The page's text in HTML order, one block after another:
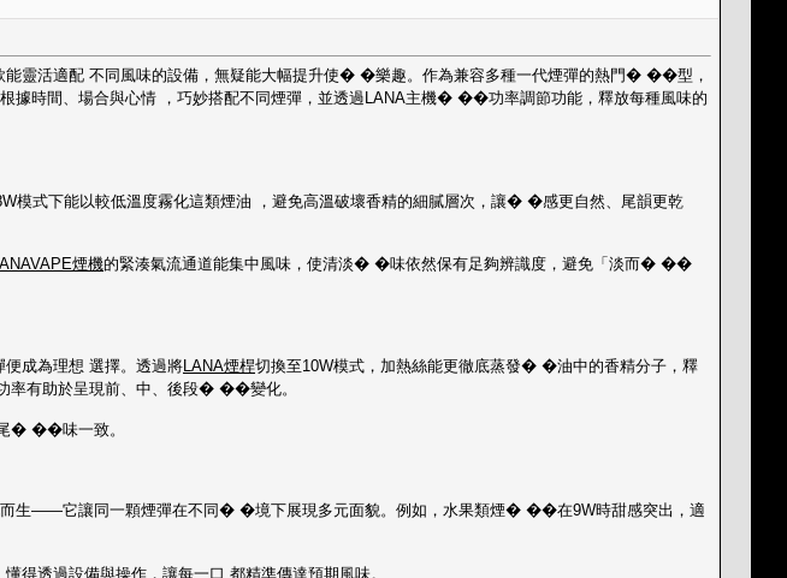
靈活適配 不同風味的設備，無疑能大幅提升使� �樂趣。作為兼容多種一代煙彈的熱門� ��型，
時間、場合與心情 ，巧妙搭配不同煙彈，並透過LANA主機� ��功率調節功能，釋放每種風味的
模式下能以較低溫度霧化這類煙油 ，避免高溫破壞香精的細膩層次，讓� �感更自然、尾韻更乾
煙機的緊湊氣流通道能集中風味，使清淡� �味依然保有足夠辨識度，避免「淡而� ��
成為理想 選擇。透過將LANA煙桿切換至10W模式，加熱絲能更徹底蒸發� �油中的香精分子，釋
率有助於呈現前、中、後段� ��變化。
� ��味一致。
而生——它讓同一顆煙彈在不同� �境下展現多元面貌。例如，水果類煙� ��在9W時甜感突出，適
透過設備與操作，讓每一口 都精準傳達預期風味。